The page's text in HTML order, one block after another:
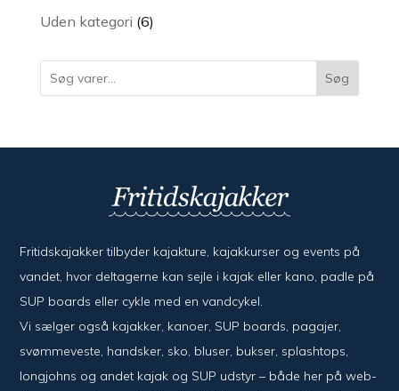
Uden kategori 66
Søg
Fritidskajakker tilbyder kajak­ture, kajak­kurser og events på
vandet, hvor del­ta­ger­ne kan sejle i kajak eller kano, padle på
SUP boards eller cykle med en vand­cykel.
Vi sælger også kajak­ker, kanoer, SUP boards, pagajer,
svømme­veste, hand­sker, sko, bluser, bukser, splash­tops,
long­johns og andet kajak og SUP udstyr – både her på web­